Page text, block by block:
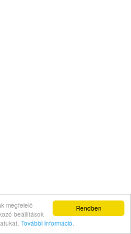
Rendben
megfelelő
beállítások
További információ.